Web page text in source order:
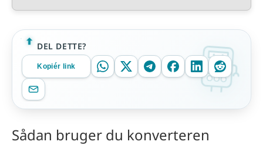
DEL DETTE?
Kopiér link
Sådan bruger du konverteren